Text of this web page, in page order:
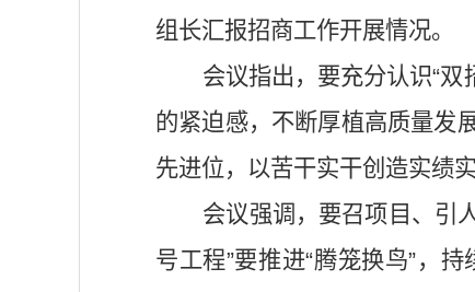
组长汇报招商工作开展情况。
会议指出，要充分认识“
的紧迫感，不断厚植高质量发
先进位，以苦干实干创造实绩
会议强调，要召项目、引
号工程”要推进“腾笼换鸟”，